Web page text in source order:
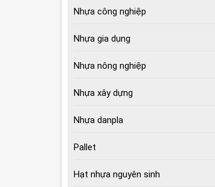
Nhựa công nghiệp
Nhựa gia dụng
Nhựa nông nghiệp
Nhựa xây dựng
Nhựa danpla
Pallet
Hạt nhựa nguyên sinh